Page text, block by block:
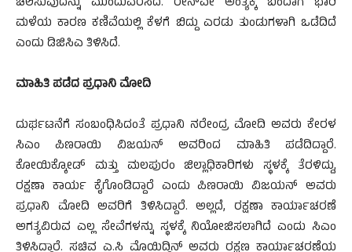
ಮಳೆಯ ಕಾರಣ ಕಣಿವೆಯಲ್ಲಿ ಕೆಳಗೆ ಬಿದ್ದು ಎರಡು ತುಂಡುಗಳಾಗಿ ಒಡೆದಿದೆ
ಎಂದು ಡಿಜಿಸಿಎ ತಿಳಿಸಿದೆ.
ಮಾಹಿತಿ ಪಡೆದ ಪ್ರಧಾನಿ ಮೋದಿ
ದುರ್ಘಟನೆಗೆ ಸಂಬಂಧಿಸಿದಂತೆ ಪ್ರಧಾನಿ ನರೇಂದ್ರ ಮೋದಿ ಅವರು ಕೇರಳ
ಸಿಎಂ ಪಿಣರಾಯಿ ವಿಜಯನ್ ಅವರಿಂದ ಮಾಹಿತಿ ಪಡೆದಿದ್ದಾರೆ.
ಕೋಯಿಕ್ಕೋಡ್ ಮತ್ತು ಮಲಪುರಂ ಜಿಲ್ಲಾಧಿಕಾರಿಗಳು ಸ್ಥಳಕ್ಕೆ ತೆರಳಿದ್ದು,
ರಕ್ಷಣಾ ಕಾರ್ಯ ಕೈಗೊಂಡಿದ್ದಾರೆ ಎಂದು ಪಿಣರಾಯಿ ವಿಜಯನ್ ಅವರು
ಪ್ರಧಾನಿ ಮೋದಿ ಅವರಿಗೆ ತಿಳಿಸಿದ್ದಾರೆ. ಅಲ್ಲದೆ, ರಕ್ಷಣಾ ಕಾರ್ಯಾಚರಣೆ
ಅಗತ್ಯವಿರುವ ಎಲ್ಲ ಸೇವೆಗಳನ್ನು ಸ್ಥಳಕ್ಕೆ ನಿಯೋಜಿಸಲಾಗಿದೆ ಎಂದು ಸಿಎಂ